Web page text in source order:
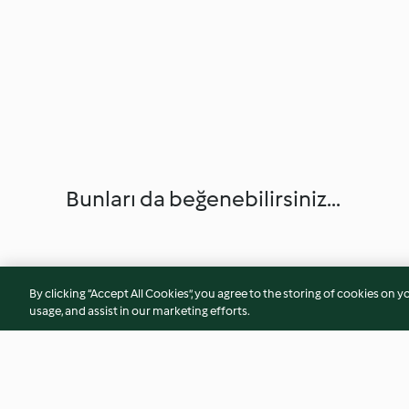
Bunları da beğenebilirsiniz...
By clicking “Accept All Cookies”, you agree to the storing of cookies on
usage, and assist in our marketing efforts.